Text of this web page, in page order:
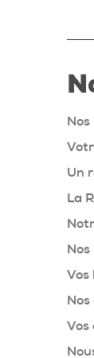
Un
La
Vos